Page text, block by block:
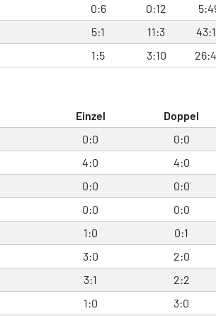
0:6 0:12
5:1 11:3
1:5 3:10
Einzel Doppel
0:0 0:0
4:0 4:0
0:0 0:0
0:0 0:0
1:0 0:1
3:0 2:0
3:1 2:2
1:0 3:0